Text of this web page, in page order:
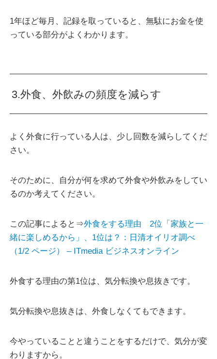
1年ほど毎月、記録を取っていると、無駄にお金を使
っている部分がよくわかります。
3.外食、外飲みの頻度を減らす
よく外食に行っている人は、少し回数を減らしてくだ
さい。
そのために、自分が何を求めて外食や外飲みをしてい
るのか考えてください。
この記事によると⇒外食をする理由 2位「家族と一
緒に楽しめるから」、1位は？：日清オイリオ調べ
（1/2 ページ） – ITmedia ビジネスオンライン
外食する理由の第1位は、気分転換や息抜きです。
気分転換や息抜きは、外食しなくてもできます。
今やっていることと違うことをするだけで、気分が変
わりますから。